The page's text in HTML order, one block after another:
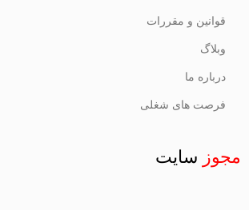
قوانین و مقررات
وبلاگ
درباره ما
فرصت های شغلی
مجوز سایت